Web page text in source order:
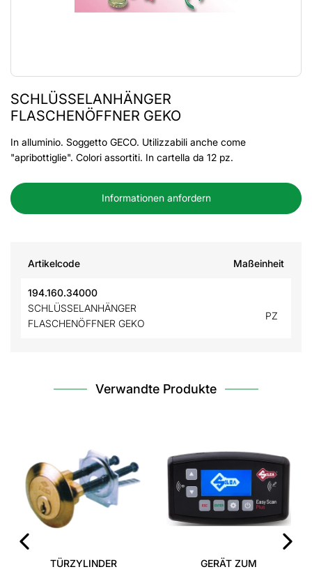
SCHLÜSSELANHÄNGER
FLASCHENÖFFNER GEKO
In alluminio. Soggetto GECO. Utilizzabili anche come
"apribottiglie". Colori assortiti. In cartella da 12 pz.
Informationen anfordern
Artikelcode Maßeinheit
194.160.34000
SCHLÜSSELANHÄNGER
FLASCHENÖFFNER GEKO
PZ
Verwandte Produkte
TÜRZYLINDER
GERÄT ZUM